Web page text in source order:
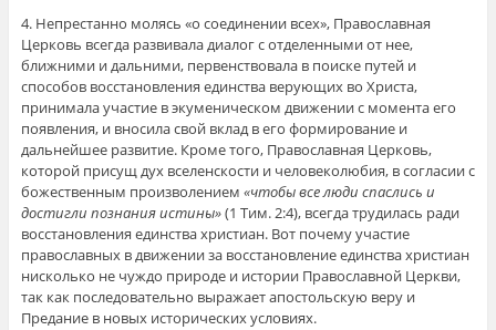
4. Непрестанно молясь «о соединении всех», Православная
Церковь всегда развивала диалог с отделенными от нее,
ближними и дальними, первенствовала в поиске путей и
способов восстановления единства верующих во Христа,
принимала участие в экуменическом движении с момента его
появления, и вносила свой вклад в его формирование и
дальнейшее развитие. Кроме того, Православная Церковь,
которой присущ дух вселенскости и человеколюбия, в согласии с
божественным произволением «чтобы все люди спаслись и
достигли познания истины»(1 Тим. 2:4), всегда трудилась ради
восстановления единства христиан. Вот почему участие
православных в движении за восстановление единства христиан
нисколько не чуждо природе и истории Православной Церкви,
так как последовательно выражает апостольскую веру и
Предание в новых исторических условиях.